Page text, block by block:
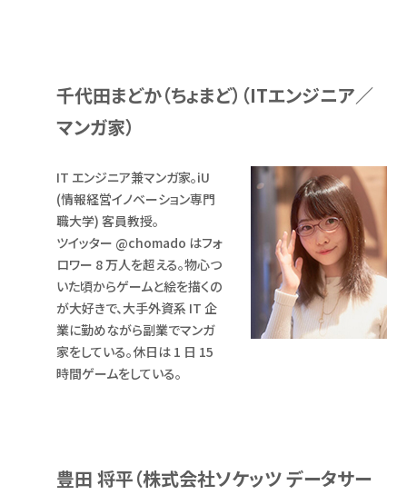
千代田まどか（ちょまど）（ITエンジニア／
マンガ家）
IT エンジニア兼マンガ家。iU
(情報経営イノベーション専門
職大学) 客員教授。
ツイッター @chomado はフォ
ロワー 8 万人を超える。物心つ
いた頃からゲームと絵を描くの
が大好きで、大手外資系 IT 企
業に勤めながら副業でマンガ
家をしている。休日は 1 日 15
時間ゲームをしている。
豊田 将平（株式会社ソケッツ データサー